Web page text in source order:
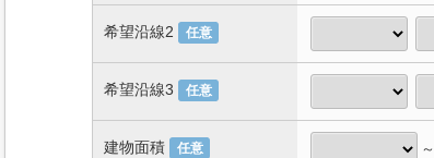
希望沿線2 任意
希望沿線3 任意
建物面積 任意 ～